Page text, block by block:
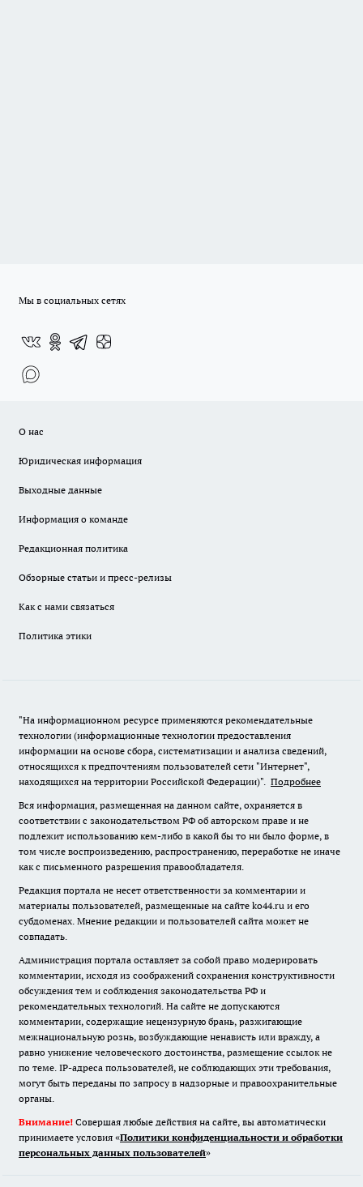
Мы в социальных сетях
О нас
Юридическая информация
Выходные данные
Информация о команде
Редакционная политика
Обзорные статьи и пресс-релизы
Как с нами связаться
Политика этики
"На информационном ресурсе применяются рекомендательные
технологии (информационные технологии предоставления
информации на основе сбора, систематизации и анализа сведений,
относящихся к предпочтениям пользователей сети "Интернет",
находящихся на территории Российской Федерации)". Подробнее
Вся информация, размещенная на данном сайте, охраняется в
соответствии с законодательством РФ об авторском праве и не
подлежит использованию кем-либо в какой бы то ни было форме, в
том числе воспроизведению, распространению, переработке не иначе
как с письменного разрешения правообладателя.
Редакция портала не несет ответственности за комментарии и
материалы пользователей, размещенные на сайте ko44.ru и его
субдоменах. Мнение редакции и пользователей сайта может не
совпадать.
Администрация портала оставляет за собой право модерировать
комментарии, исходя из соображений сохранения конструктивности
обсуждения тем и соблюдения законодательства РФ и
рекомендательных технологий. На сайте не допускаются
комментарии, содержащие нецензурную брань, разжигающие
межнациональную рознь, возбуждающие ненависть или вражду, а
равно унижение человеческого достоинства, размещение ссылок не
по теме. IP-адреса пользователей, не соблюдающих эти требования,
могут быть переданы по запросу в надзорные и правоохранительные
органы.
Внимание! Совершая любые действия на сайте, вы автоматически
принимаете условия «Политики конфиденциальности и обработки
персональных данных пользователей»